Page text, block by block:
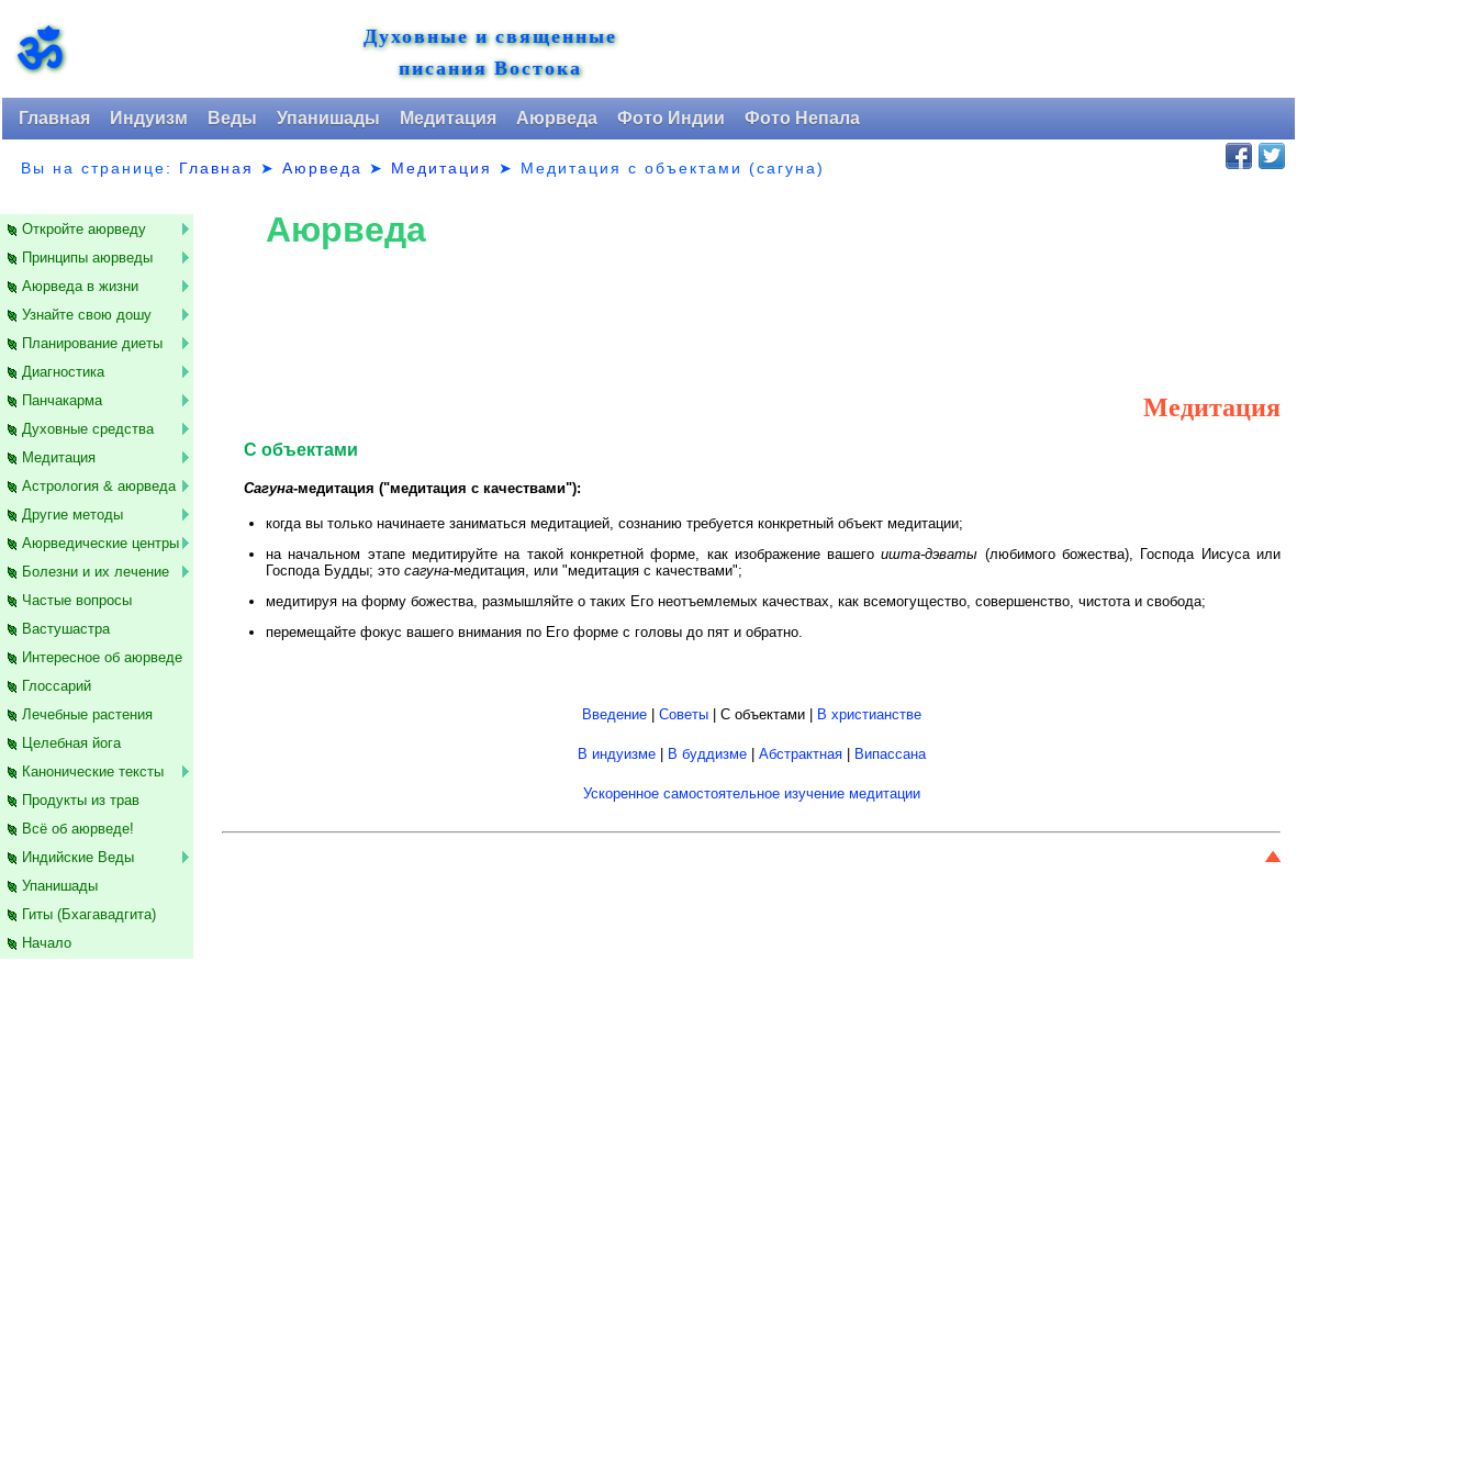
ॐ
Духовные и священные
писания Востока
Главная Индуизм Веды Упанишады Медитация Аюрведа Фото Индии Фото Непала
Вы на странице: Главная ➤Аюрведа ➤ Медитация ➤ Медитация с объектами (сагуна)
Откройте аюрведу
Принципы аюрведы
Аюрведа в жизни
Узнайте свою дошу
Планирование диеты
Диагностика
Панчакарма
Духовные средства
Медитация
Астрология & аюрведа
Другие методы
Аюрведические центры
Болезни и их лечение
Частые вопросы
Вастушастра
Интересное об аюрведе
Глоссарий
Лечебные растения
Целебная йога
Канонические тексты
Продукты из трав
Всё об аюрведе!
Индийские Веды
Упанишады
Гиты (Бхагавадгита)
Начало
Аюрведа
Медитация
С объектами
Сагуна-медитация ("медитация с качествами"):
когда вы только начинаете заниматься медитацией, сознанию требуется конкретный объект медитации;
на начальном этапе медитируйте на такой конкретной форме, как изображение вашегоишта-дэваты (любимого божества), Господа Иисуса или
Господа Будды; это сагуна-медитация, или "медитация с качествами";
медитируя на форму божества, размышляйте о таких Его неотъемлемых качествах, как всемогущество, совершенство, чистота и свобода;
перемещайте фокус вашего внимания по Его форме с головы до пят и обратно.
Введение| Советы| С объектами | В христианстве
В индуизме| В буддизме| Абстрактная| Випассана
Ускоренное самостоятельное изучение медитации